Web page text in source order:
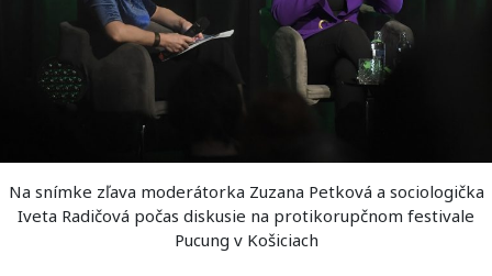
Na snímke zľava moderátorka Zuzana Petková a sociologička
Iveta Radičová počas diskusie na protikorupčnom festivale
Pucung v Košiciach